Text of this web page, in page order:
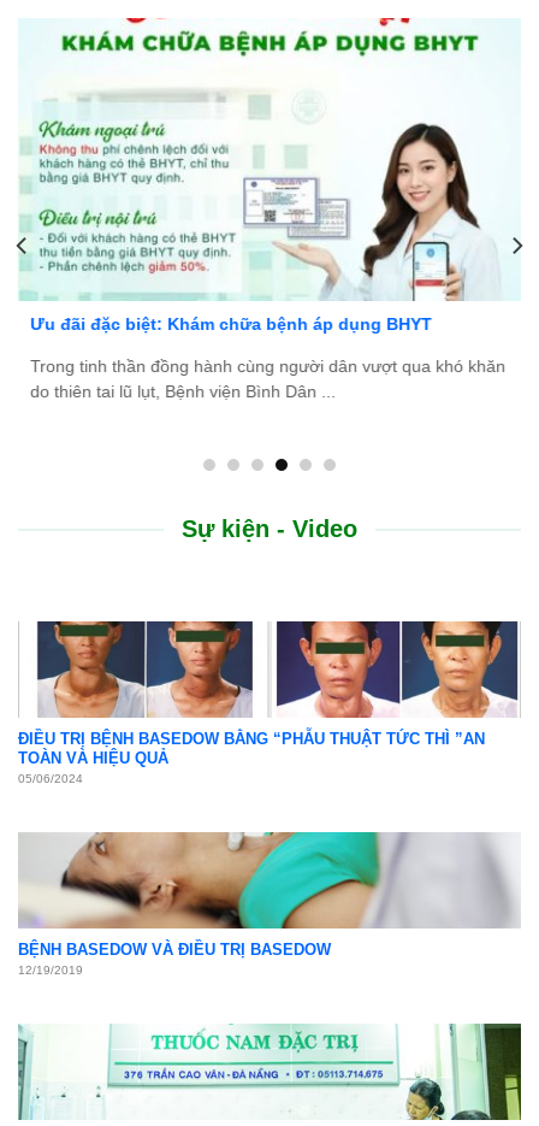
BHYT
qua khó khăn
Bệnh viện Bình Dân Đà Nẵng thông báo
Bệnh viện Bình Dân Đà Nẵng đang tìm
tài năng, nhiệt huyết để gia nhập đội ngũ ...
Sự kiện - Video
ĐIỀU TRỊ BỆNH BASEDOW BẰNG “PHẪU THUẬT TỨC THÌ ”AN
TOÀN VÀ HIỆU QUẢ
05/06/2024
BỆNH BASEDOW VÀ ĐIỀU TRỊ BASEDOW
12/19/2019